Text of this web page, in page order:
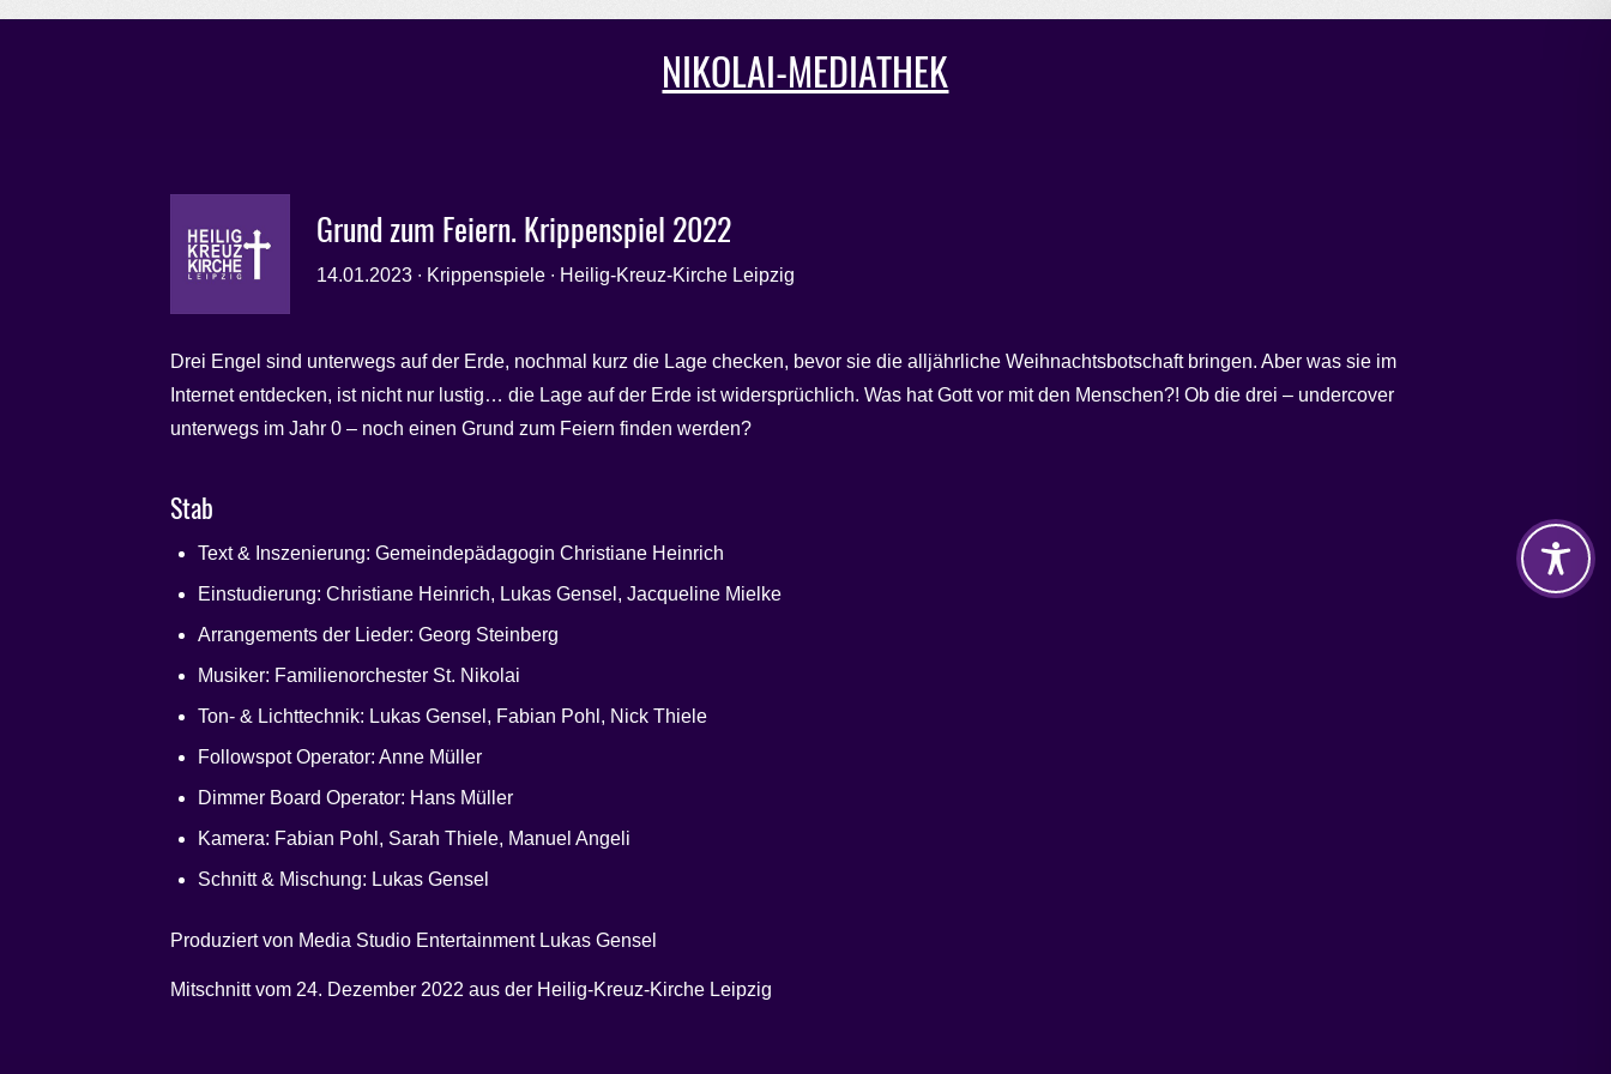
NIKOLAI-MEDIATHEK
Grund zum Feiern. Krippenspiel 2022
14.01.2023 ∙ Krippenspiele ∙ Heilig-Kreuz-Kirche Leipzig
Drei Engel sind unterwegs auf der Erde, nochmal kurz die Lage checken, bevor sie die alljährliche Weihnachtsbotschaft bringen. Aber was sie im
Internet entdecken, ist nicht nur lustig… die Lage auf der Erde ist widersprüchlich. Was hat Gott vor mit den Menschen?! Ob die drei – undercover
unterwegs im Jahr 0 – noch einen Grund zum Feiern finden werden?
Stab
Text & Inszenierung: Gemeindepädagogin Christiane Heinrich
Einstudierung: Christiane Heinrich, Lukas Gensel, Jacqueline Mielke
Arrangements der Lieder: Georg Steinberg
Musiker: Familienorchester St. Nikolai
Ton- & Lichttechnik: Lukas Gensel, Fabian Pohl, Nick Thiele
Followspot Operator: Anne Müller
Dimmer Board Operator: Hans Müller
Kamera: Fabian Pohl, Sarah Thiele, Manuel Angeli
Schnitt & Mischung: Lukas Gensel
Produziert von Media Studio Entertainment Lukas Gensel
Mitschnitt vom 24. Dezember 2022 aus der Heilig-Kreuz-Kirche Leipzig